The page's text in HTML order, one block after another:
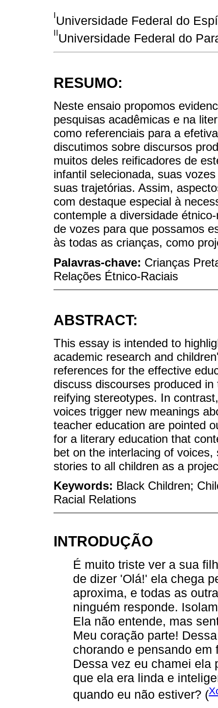
IUniversidade Federal do
IIUniversidade Federal do
RESUMO:
Neste ensaio propomos
pesquisas acadêmicas e na
como referenciais para a
discutimos sobre discursos
muitos deles reificadores de
infantil selecionada, suas
suas trajetórias. Assim,
com destaque especial à
contemple a diversidade
de vozes para que possamos
às todas as crianças, como
Palavras-chave: Crianças
Relações Étnico-Raciais
ABSTRACT:
This essay is intended to
academic research and
references for the effective
discuss discourses produced
reifying stereotypes. In
voices trigger new meanings
teacher education are pointed
for a literary education that
bet on the interlacing of
stories to all children as a
Keywords: Black Children;
Racial Relations
INTRODUÇÃO
É muito triste ver a sua
de dizer 'Olá!' ela chega
aproxima, e todas as
ninguém responde.
Ela não entende, mas
Meu coração parte!
chorando e pensando
Dessa vez eu chamei ela
que ela era linda e
quando eu não estiver? (